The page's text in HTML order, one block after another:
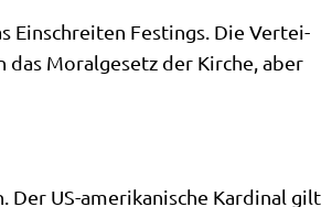
Ein­schrei­ten Fest­ings. Die Ver­tei­
Moral­ge­setz der Kir­che, aber
Der US-ame­ri­ka­ni­sche Kar­di­nal gilt